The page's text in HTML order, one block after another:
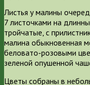
Листья у малины
7 листочками на
тройчатые, с
малина обыкновенная
беловато-розовыми
зеленой опушенной
Цветы собраны в